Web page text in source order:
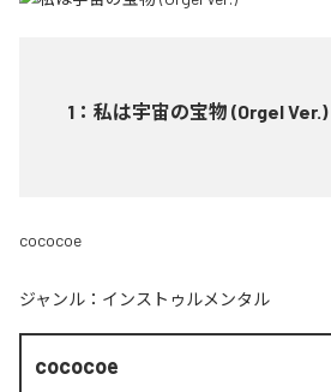
1 ： 私は宇宙の宝物 (Orgel Ver.)
cococoe
ジャンル： インストゥルメンタル
cococoe